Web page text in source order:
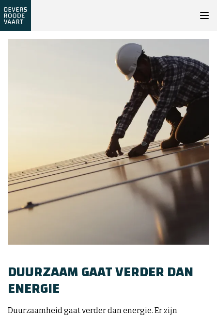
DUURZAAM GAAT VERDER DAN
ENERGIE
Duurzaamheid gaat verder dan energie. Er zijn